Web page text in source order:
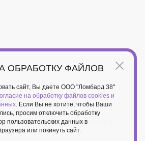
№ 38»
ОКВЭД – 64.92.6
палате России ЮЛ7701608099 от
ОБРАБОТКУ ФАЙЛОВ
сайт, Вы даете ООО "Ломбард 38"
на обработку файлов cookies и
. Если Вы не хотите, чтобы Ваши
просим отключить обработку
пользовательских данных в
или покинуть сайт.